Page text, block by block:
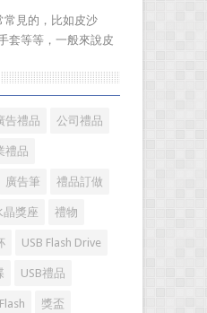
有： 誤區一：不清
在推廣品牌之前，
常見的，比如皮沙
套等等，一般來說皮
起來了解一下吧!
威登(LV) 創立於
告禮品 公司禮品
禮品
廣告筆 禮品訂做
晶獎座 禮物
USB Flash Drive
USB禮品
獎盃